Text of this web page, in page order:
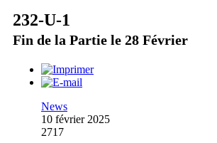
232-U-1
Fin de la Partie le 28 Février
News
10 février 2025
2717